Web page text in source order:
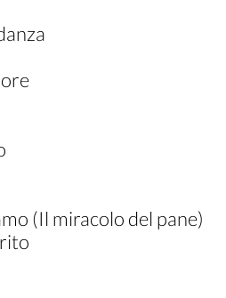
(Il miracolo del pane)